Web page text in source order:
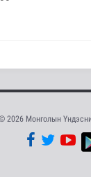
2026 Монголын